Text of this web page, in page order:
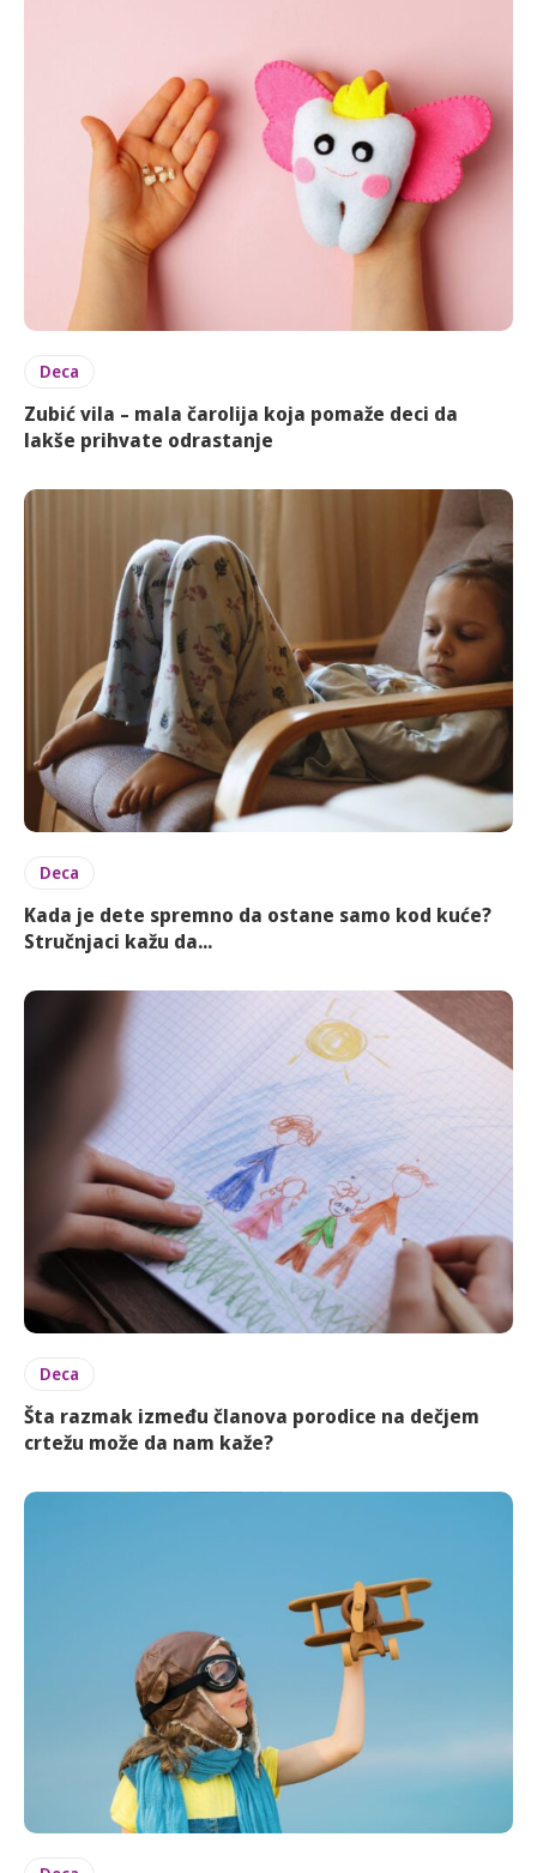
Deca
Zubić vila – mala čarolija koja pomaže deci da
lakše prihvate odrastanje
Deca
Kada je dete spremno da ostane samo kod kuće?
Stručnjaci kažu da...
Deca
Šta razmak između članova porodice na dečjem
crtežu može da nam kaže?